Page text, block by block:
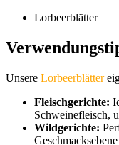
Lorbeerblätter
Unsere Lorbeerblätter
Fleischgerichte:
Schweinefleisch,
Wildgerichte: